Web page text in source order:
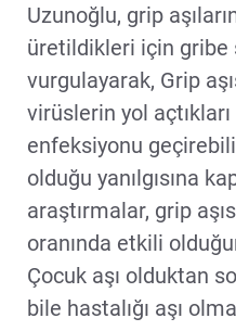
Uzunoğlu, grip
üretildikleri için gribe
vurgulayarak, Grip
virüslerin yol
enfeksiyonu
olduğu yanılgısına
araştırmalar, grip
oranında etkili
Çocuk aşı olduktan
bile hastalığı aşı